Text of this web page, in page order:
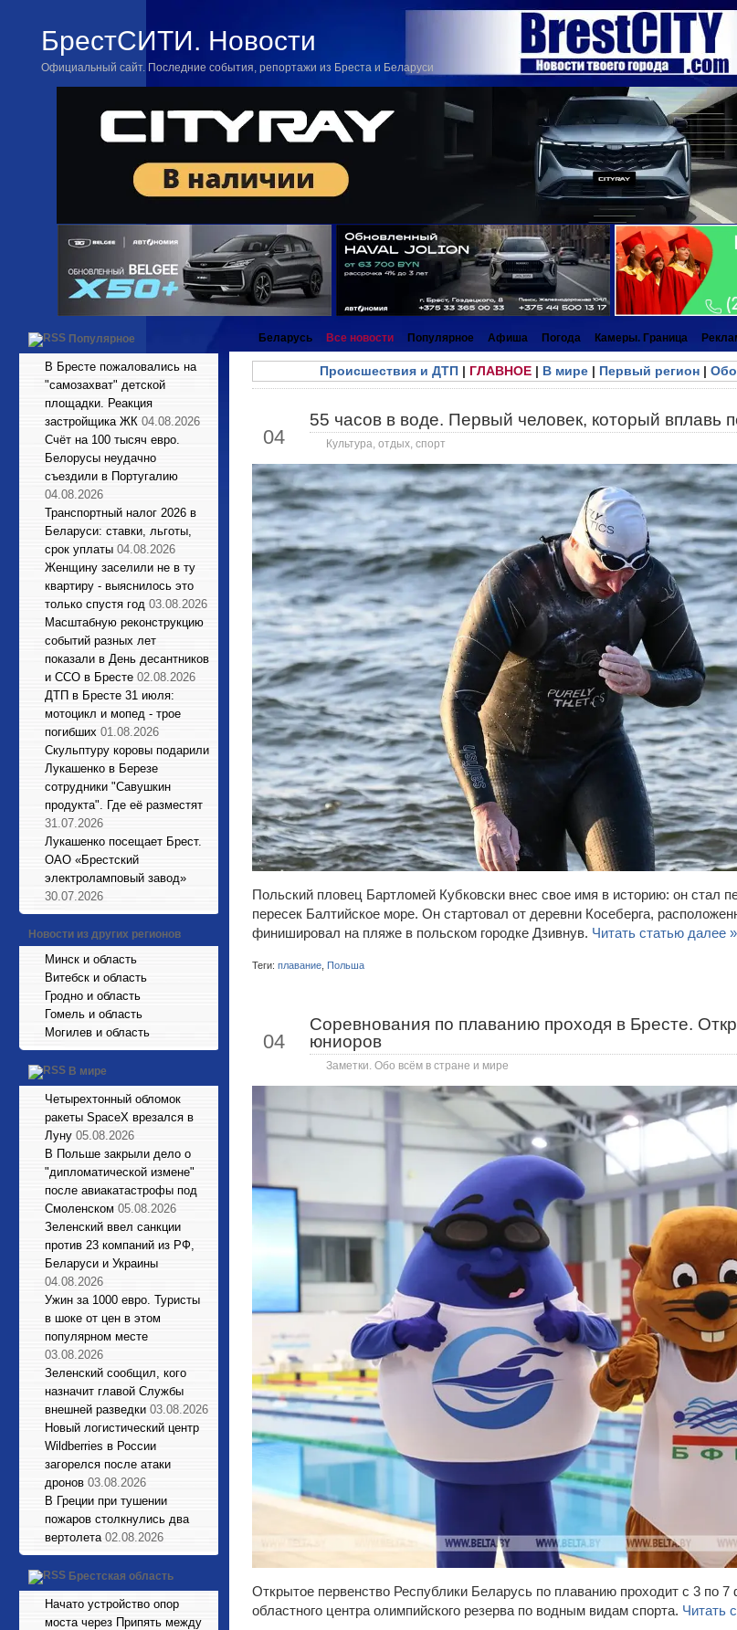
БрестСИТИ. Новости
Официальный сайт. Последние события, репортажи из Бреста и Беларуси
Популярное
В Бресте пожаловались на
"самозахват" детской
площадки. Реакция
застройщика ЖК 04.08.2026
Счёт на 100 тысяч евро.
Белорусы неудачно
съездили в Португалию
04.08.2026
Транспортный налог 2026 в
Беларуси: ставки, льготы,
срок уплаты 04.08.2026
Женщину заселили не в ту
квартиру - выяснилось это
только спустя год 03.08.2026
Масштабную реконструкцию
событий разных лет
показали в День десантников
и ССО в Бресте 02.08.2026
ДТП в Бресте 31 июля:
мотоцикл и мопед - трое
погибших 01.08.2026
Cкульптуру коровы подарили
Лукашенко в Березе
сотрудники "Савушкин
продукта". Где её разместят
31.07.2026
Лукашенко посещает Брест.
ОАО «Брестский
электроламповый завод»
30.07.2026
Новости из других регионов
Минск и область
Витебск и область
Гродно и область
Гомель и область
Могилев и область
В мире
Четырехтонный обломок
ракеты SpaceX врезался в
Луну 05.08.2026
В Польше закрыли дело о
"дипломатической измене"
после авиакатастрофы под
Смоленском 05.08.2026
Зеленский ввел санкции
против 23 компаний из РФ,
Беларуси и Украины
04.08.2026
Ужин за 1000 евро. Туристы
в шоке от цен в этом
популярном месте
03.08.2026
Зеленский сообщил, кого
назначит главой Службы
внешней разведки 03.08.2026
Новый логистический центр
Wildberries в России
загорелся после атаки
дронов 03.08.2026
В Греции при тушении
пожаров столкнулись два
вертолета 02.08.2026
Брестская область
Начато устройство опор
моста через Припять между
Беларусь Все новости Популярное Афиша Погода Камеры. Граница
Происшествия и ДТП| ГЛАВНОЕ| В мире| Первый регион|
04
55 часов в воде. Первый человек, который вплавь
Культура, отдых, спорт
Польский пловец Бартломей Кубковски внес свое имя в историю: он стал
пересек Балтийское море. Он стартовал от деревни Косеберга,
финишировал на пляже в польском городке Дзивнув. Читать статью далее »
Теги: плавание Польша
04
Соревнования по плаванию проходя в Бресте.
юниоров
Заметки. Обо всём в стране и мире
Открытое первенство Республики Беларусь по плаванию проходит с 3 по 7
областного центра олимпийского резерва по водным видам спорта. Читать